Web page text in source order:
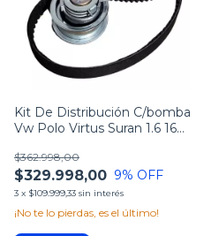
Kit De Distribución C/bomba
Vw Polo Virtus Suran 1.6 16v
$329.998,00
$362.998,00
9% OFF
3 x $109.999,33 sin interés
¡No te lo pierdas, es el último!